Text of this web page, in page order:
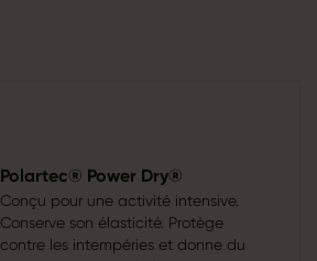
Polartec® Power Dry®
Conçu pour une activité intensive.
Conserve son élasticité. Protège
contre les intempéries et donne du